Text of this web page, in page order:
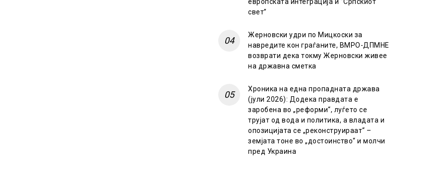
свет”
Жерновски удри по Мицкоски за
навредите кон граѓаните, ВМРО-ДПМНЕ
возврати дека токму Жерновски живее
на државна сметка
Хроника на една пропадната држава
(јули 2026): Додека правдата е
заробена во „реформи“, луѓето се
трујат од вода и политика, а владата и
опозицијата се „реконструираат“ –
земјата тоне во „достоинство“ и молчи
пред Украина